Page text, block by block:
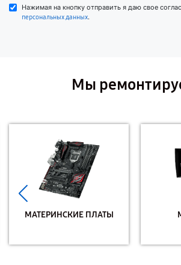
Нажимая на кнопку отправить я даю свое
персональных данных.
Мы
МАТЕРИНСКИЕ ПЛАТЫ